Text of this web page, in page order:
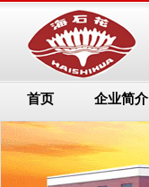
首页 企业简介